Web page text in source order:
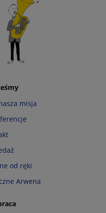
misja
od ręki
Arwena